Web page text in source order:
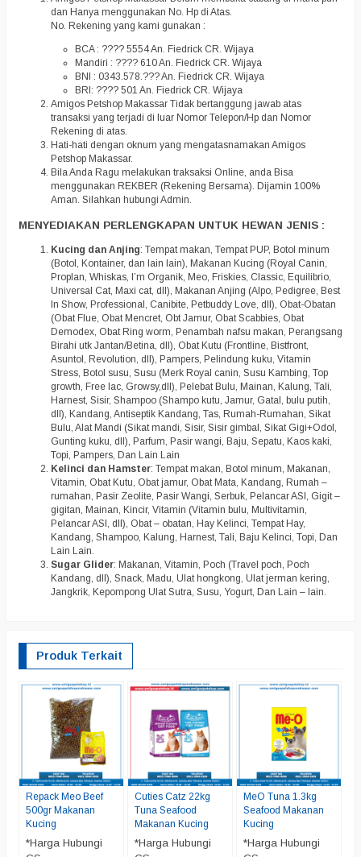
dan Hanya menggunakan No. Hp di Atas.
No. Rekening yang kami gunakan :
BCA : ???? 5554 An. Fiedrick CR. Wijaya
Mandiri : ???? 610 An. Fiedrick CR. Wijaya
BNI : 0343.578.??? An. Fiedrick CR. Wijaya
BRI: ???? 501 An. Fiedrick CR. Wijaya
Amigos Petshop Makassar Tidak bertanggung jawab atas
transaksi yang terjadi di luar Nomor Telepon/Hp dan Nomor
Rekening di atas.
Hati-hati dengan oknum yang mengatasnamakan Amigos
Petshop Makassar.
Bila Anda Ragu melakukan traksaksi Online, anda Bisa
menggunakan REKBER (Rekening Bersama). Dijamin 100%
Aman. Silahkan hubungi Admin.
MENYEDIAKAN PERLENGKAPAN UNTUK HEWAN JENIS :
Kucing dan Anjing: Tempat makan, Tempat PUP, Botol minum
(Botol, Kontainer, dan lain lain), Makanan Kucing (Royal Canin,
Proplan, Whiskas, I’m Organik, Meo, Friskies, Classic, Equilibrio,
Universal Cat, Maxi cat, dll), Makanan Anjing (Alpo, Pedigree, Best
In Show, Professional, Canibite, Petbuddy Love, dll), Obat-Obatan
(Obat Flue, Obat Mencret, Obt Jamur, Obat Scabbies, Obat
Demodex, Obat Ring worm, Penambah nafsu makan, Perangsang
Birahi utk Jantan/Betina, dll), Obat Kutu (Frontline, Bistfront,
Asuntol, Revolution, dll), Pampers, Pelindung kuku, Vitamin
Stress, Botol susu, Susu (Merk Royal canin, Susu Kambing, Top
growth, Free lac, Growsy,dll), Pelebat Bulu, Mainan, Kalung, Tali,
Harnest, Sisir, Shampoo (Shampo kutu, Jamur, Gatal, bulu putih,
dll), Kandang, Antiseptik Kandang, Tas, Rumah-Rumahan, Sikat
Bulu, Alat Mandi (Sikat mandi, Sisir, Sisir gimbal, Sikat Gigi+Odol,
Gunting kuku, dll), Parfum, Pasir wangi, Baju, Sepatu, Kaos kaki,
Topi, Pampers, Dan Lain Lain
Kelinci dan Hamster: Tempat makan, Botol minum, Makanan,
Vitamin, Obat Kutu, Obat jamur, Obat Mata, Kandang, Rumah –
rumahan, Pasir Zeolite, Pasir Wangi, Serbuk, Pelancar ASI, Gigit –
gigitan, Mainan, Kincir, Vitamin (Vitamin bulu, Multivitamin,
Pelancar ASI, dll), Obat – obatan, Hay Kelinci, Tempat Hay,
Kandang, Shampoo, Kalung, Harnest, Tali, Baju Kelinci, Topi, Dan
Lain Lain.
Sugar Glider: Makanan, Vitamin, Poch (Travel poch, Poch
Kandang, dll), Snack, Madu, Ulat hongkong, Ulat jerman kering,
Jangkrik, Kepompong Ulat Sutra, Susu, Yogurt, Dan Lain – lain.
Produk Terkait
Repack Meo Beef
500gr Makanan
Kucing
*Harga Hubungi
Cuties Catz 22kg
Tuna Seafood
Makanan Kucing
*Harga Hubungi
MeO Tuna 1.3kg
Seafood Makanan
Kucing
*Harga Hubungi